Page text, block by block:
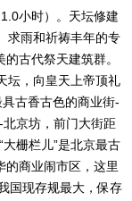
小时）。天坛修建
求雨和祈祷丰年的专
古代祭天建筑群。
坛，向皇天上帝顶礼
古香古色的商业街-
北京坊，前门大街距
栅栏儿”是北京最古
的商业闹市区，这里
国现存规最大，保存